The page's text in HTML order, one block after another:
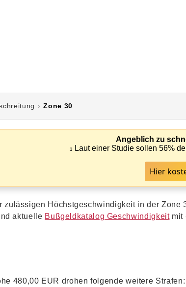
Zone 30
Angeblich zu
1 Laut einer Studie sollen 56%
Hier
zulässigen Höchstgeschwindigkeit in der
aktuelle Bußgeldkatalog Geschwindigkeitmit
480,00 EUR drohen folgende weitere Strafen: